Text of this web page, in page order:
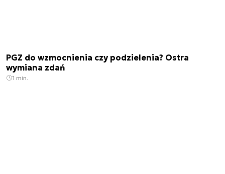
PGZ do wzmocnienia czy podzielenia? Ostra
wymiana zdań
1 min.